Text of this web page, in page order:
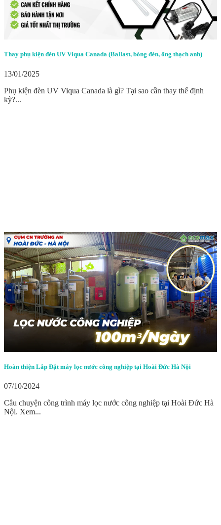
Thay phụ kiện đèn UV Viqua Canada (Ballast, bóng đèn, ống thạch anh)
13/01/2025
Phụ kiện đèn UV Viqua Canada là gì? Tại sao cần thay thế định
kỳ?...
Hoàn thiện Lắp Đặt máy lọc nước công nghiệp tại Hoài Đức Hà Nội
07/10/2024
Câu chuyện công trình máy lọc nước công nghiệp tại Hoài Đức Hà
Nội. Xem...